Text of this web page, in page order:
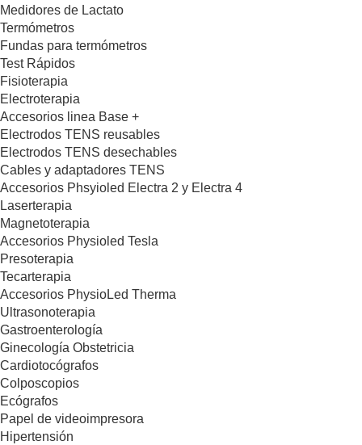
Medidores de Lactato
Termómetros
Fundas para termómetros
Test Rápidos
Fisioterapia
Electroterapia
Accesorios linea Base +
Electrodos TENS reusables
Electrodos TENS desechables
Cables y adaptadores TENS
Accesorios Phsyioled Electra 2 y Electra 4
Laserterapia
Magnetoterapia
Accesorios Physioled Tesla
Presoterapia
Tecarterapia
Accesorios PhysioLed Therma
Ultrasonoterapia
Gastroenterología
Ginecología Obstetricia
Cardiotocógrafos
Colposcopios
Ecógrafos
Papel de videoimpresora
Hipertensión